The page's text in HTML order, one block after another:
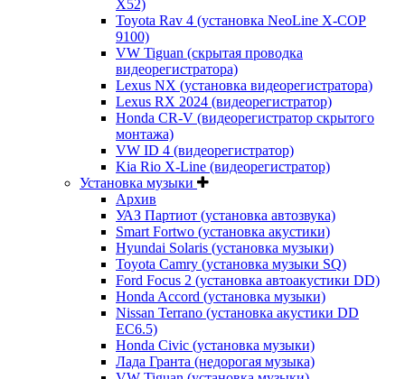
X52)
Toyota Rav 4 (установка NeoLine X-COP
9100)
VW Tiguan (скрытая проводка
видеорегистратора)
Lexus NX (установка видеорегистратора)
Lexus RX 2024 (видеорегистратор)
Honda CR-V (видеорегистратор скрытого
монтажа)
VW ID 4 (видеорегистратор)
Kia Rio X-Line (видеорегистратор)
Установка музыки
Архив
УАЗ Партиот (установка автозвука)
Smart Fortwo (установка акустики)
Hyundai Solaris (установка музыки)
Toyota Camry (установка музыки SQ)
Ford Focus 2 (установка автоакустики DD)
Honda Accord (установка музыки)
Nissan Terrano (установка акустики DD
EC6.5)
Honda Civic (установка музыки)
Лада Гранта (недорогая музыка)